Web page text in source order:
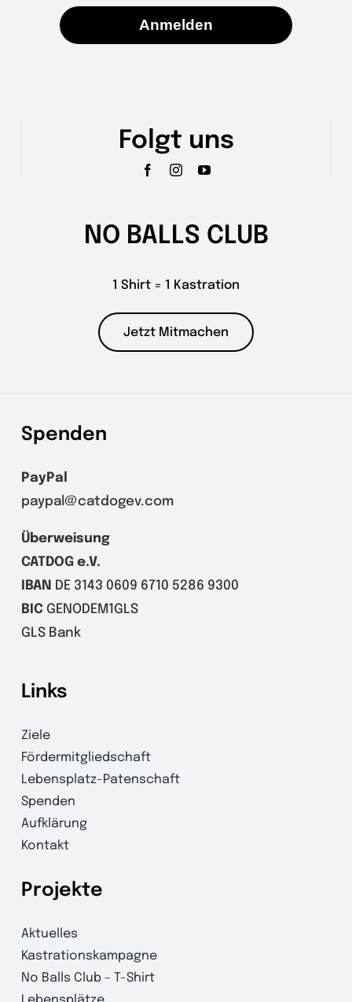
Anmelden
Folgt uns
NO BALLS CLUB
1 Shirt = 1 Kastration
Jetzt Mitmachen
Spenden
PayPal
paypal@catdogev.com
Überweisung
CATDOG e.V.
IBAN
DE 3143 0609 6710 5286 9300
BICGENODEM1GLS
GLS Bank
Links
Ziele
Fördermitgliedschaft
Lebensplatz-Patenschaft
Spenden
Aufklärung
Kontakt
Projekte
Aktuelles
Kastrationskampagne
No Balls Club – T-Shirt